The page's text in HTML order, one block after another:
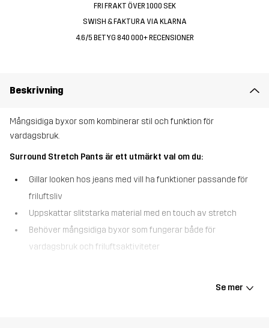
FRI FRAKT ÖVER 1000 SEK
SWISH & FAKTURA VIA KLARNA
4.6/5 BETYG 840 000+ RECENSIONER
Beskrivning
Mångsidiga byxor som kombinerar stil och funktion för
vardagsbruk.
Surround Stretch Pants är ett utmärkt val om du:
Gillar looken hos jeans med vill ha funktioner passande för
friluftsliv
Uppskattar slitstarka material med en touch av stretch
Behöver mångsidiga byxor som fungerar både för
vardagsbruk och friluftsaktiviteter
enkel, jeansinspirerad design och de praktiska funktionerna hos
Se mer